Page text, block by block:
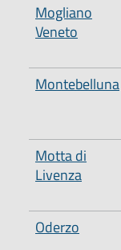
Mogliano
Veneto
Montebelluna
Motta di
Livenza
Oderzo